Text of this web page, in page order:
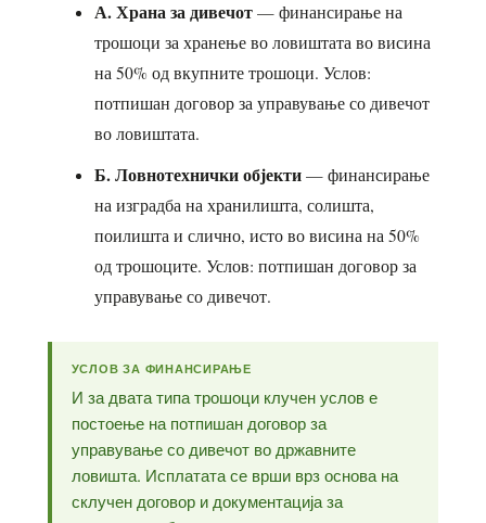
А. Храна за дивечот— финансирање на
трошоци за хранење во ловиштата во висина
на 50% од вкупните трошоци. Услов:
потпишан договор за управување со дивечот
во ловиштата.
Б. Ловнотехнички објекти— финансирање
на изградба на хранилишта, солишта,
поилишта и слично, исто во висина на 50%
од трошоците. Услов: потпишан договор за
управување со дивечот.
УСЛОВ ЗА ФИНАНСИРАЊЕ
И за двата типа трошоци клучен услов е
постоење на потпишан договор за
управување со дивечот во државните
ловишта. Исплатата се врши врз основа на
склучен договор и документација за